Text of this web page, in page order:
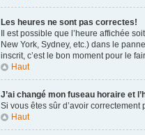
Les heures ne sont pas correctes!
Il est possible que l’heure affichée
New York, Sydney, etc.) dans le
inscrit, c’est le bon moment pour le
Haut
J’ai changé mon fuseau horaire et
Si vous êtes sûr d’avoir correctement
Haut